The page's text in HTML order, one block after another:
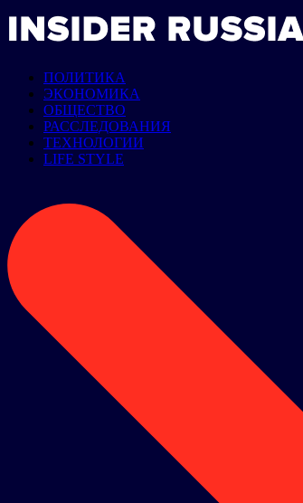
ПОЛИТИКА
ЭКОНОМИКА
ОБЩЕСТВО
РАССЛЕДОВАНИЯ
ТЕХНОЛОГИИ
LIFE STYLE